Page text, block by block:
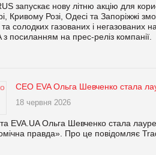
запускає нову літню акцію для
Кривому Розі, Одесі та Запоріжжі
солодких газованих і негазованих
посиланням на прес-реліз компанії.
CEO EVA Ольга Шевченко стала
18 червня 2026
EVA.UA Ольга Шевченко стала
правда». Про це повідомляє